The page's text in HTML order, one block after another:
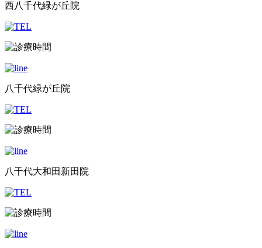
西八千代緑が丘院
八千代緑が丘院
八千代大和田新田院